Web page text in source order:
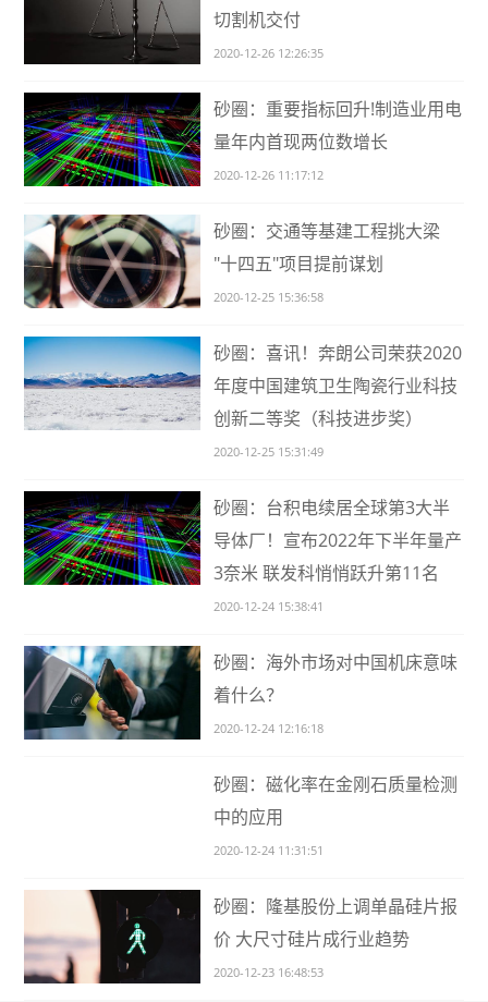
切割机交付
2020-12-26 12:26:35
砂圈：重要指标回升!制造业用电
量年内首现两位数增长
2020-12-26 11:17:12
砂圈：交通等基建工程挑大梁
"十四五"项目提前谋划
2020-12-25 15:36:58
砂圈：喜讯！奔朗公司荣获2020
年度中国建筑卫生陶瓷行业科技
创新二等奖（科技进步奖）
2020-12-25 15:31:49
砂圈：台积电续居全球第3大半
导体厂！宣布2022年下半年量产
3奈米 联发科悄悄跃升第11名
2020-12-24 15:38:41
砂圈：海外市场对中国机床意味
着什么？
2020-12-24 12:16:18
砂圈：磁化率在金刚石质量检测
中的应用
2020-12-24 11:31:51
砂圈：隆基股份上调单晶硅片报
价 大尺寸硅片成行业趋势
2020-12-23 16:48:53